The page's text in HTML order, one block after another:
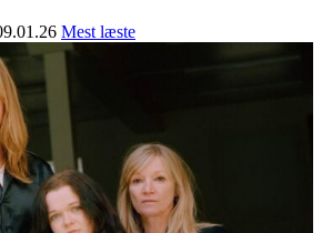
Mest læste